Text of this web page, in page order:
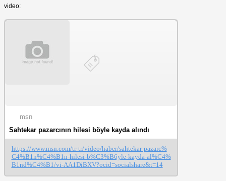
video:
msn
Sahtekar pazarcının hilesi böyle kayda alındı
https://www.msn.com/tr-tr/video/haber/sahtekar-pazarc%
C4%B1n%C4%B1n-hilesi-b%C3%B6yle-kayda-al%C4%
B1nd%C4%B1/vi-AA1DiBXV?ocid=socialshare&t=14